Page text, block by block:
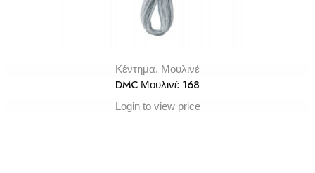
Κέντημα, Μουλινέ
DMC Μουλινέ 168
Login to view price